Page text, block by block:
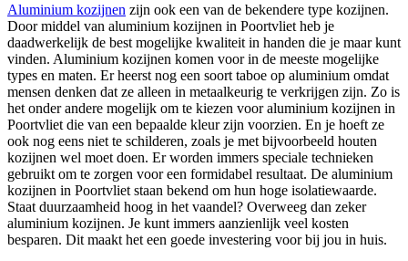
Aluminium kozijnen zijn ook een van de bekendere type kozijnen.
Door middel van aluminium kozijnen in Poortvliet heb je
daadwerkelijk de best mogelijke kwaliteit in handen die je maar kunt
vinden. Aluminium kozijnen komen voor in de meeste mogelijke
types en maten. Er heerst nog een soort taboe op aluminium omdat
mensen denken dat ze alleen in metaalkeurig te verkrijgen zijn. Zo is
het onder andere mogelijk om te kiezen voor aluminium kozijnen in
Poortvliet die van een bepaalde kleur zijn voorzien. En je hoeft ze
ook nog eens niet te schilderen, zoals je met bijvoorbeeld houten
kozijnen wel moet doen. Er worden immers speciale technieken
gebruikt om te zorgen voor een formidabel resultaat. De aluminium
kozijnen in Poortvliet staan bekend om hun hoge isolatiewaarde.
Staat duurzaamheid hoog in het vaandel? Overweeg dan zeker
aluminium kozijnen. Je kunt immers aanzienlijk veel kosten
besparen. Dit maakt het een goede investering voor bij jou in huis.